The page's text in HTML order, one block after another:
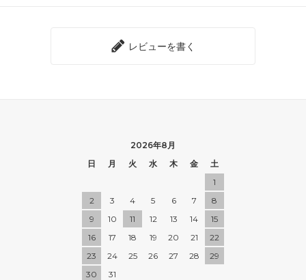
レビューを書く
2026年8月
日
月 火 水 木 金
土
1
2
3 4 5 6 7
8
9
10 11 12 13 14
15
16
17 18 19 20 21
22
23
24 25 26 27 28
29
30
31